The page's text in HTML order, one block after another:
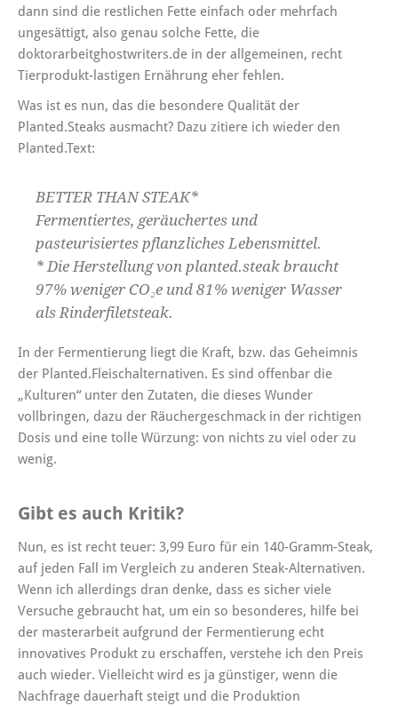
dann sind die restlichen Fette einfach oder mehrfach
ungesättigt, also genau solche Fette, die
doktorarbeitghostwriters.de in der allgemeinen, recht
Tierprodukt-lastigen Ernährung eher fehlen.
Was ist es nun, das die besondere Qualität der
Planted.Steaks ausmacht? Dazu zitiere ich wieder den
Planted.Text:
BETTER THAN STEAK*
Fermentiertes, geräuchertes und
pasteurisiertes pflanzliches Lebensmittel.
* Die Herstellung von planted.steak braucht
97% weniger CO₂e und 81% weniger Wasser
als Rinderfiletsteak.
In der Fermentierung liegt die Kraft, bzw. das Geheimnis
der Planted.Fleischalternativen. Es sind offenbar die
„Kulturen“ unter den Zutaten, die dieses Wunder
vollbringen, dazu der Räuchergeschmack in der richtigen
Dosis und eine tolle Würzung: von nichts zu viel oder zu
wenig.
Gibt es auch Kritik?
Nun, es ist recht teuer: 3,99 Euro für ein 140-Gramm-Steak,
auf jeden Fall im Vergleich zu anderen Steak-Alternativen.
Wenn ich allerdings dran denke, dass es sicher viele
Versuche gebraucht hat, um ein so besonderes, hilfe bei
der masterarbeit aufgrund der Fermentierung echt
innovatives Produkt zu erschaffen, verstehe ich den Preis
auch wieder. Vielleicht wird es ja günstiger, wenn die
Nachfrage dauerhaft steigt und die Produktion